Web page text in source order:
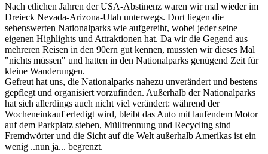
Nach etlichen Jahren der USA-Abstinenz waren wir mal wieder im
Dreieck Nevada-Arizona-Utah unterwegs. Dort liegen die
sehenswerten Nationalparks wie aufgereiht, wobei jeder seine
eigenen Highlights und Attraktionen hat. Da wir die Gegend aus
mehreren Reisen in den 90ern gut kennen, mussten wir dieses Mal
"nichts müssen" und hatten in den Nationalparks genügend Zeit für
kleine Wanderungen.
Gefreut hat uns, die Nationalparks nahezu unverändert und bestens
gepflegt und organisiert vorzufinden. Außerhalb der Nationalparks
hat sich allerdings auch nicht viel verändert: während der
Wocheneinkauf erledigt wird, bleibt das Auto mit laufendem Motor
auf dem Parkplatz stehen, Mülltrennung und Recycling sind
Fremdwörter und die Sicht auf die Welt außerhalb Amerikas ist ein
wenig ..nun ja... begrenzt.